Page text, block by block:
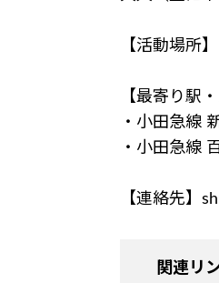
【活動場所
【最寄り駅
・小田急線
・小田急線
【連絡先】
関連リ